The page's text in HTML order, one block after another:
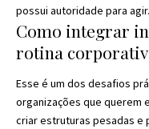
possui autoridade para agir.
Como integrar
rotina
Esse é um dos desafios
organizações que querem
criar estruturas pesadas e